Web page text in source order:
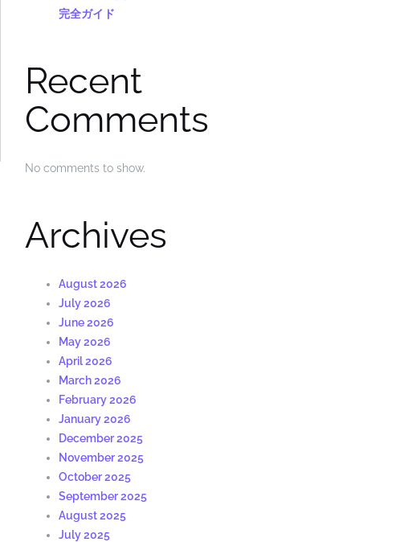
完全ガイド
Recent
Comments
No comments to show.
Archives
August 2026
July 2026
June 2026
May 2026
April 2026
March 2026
February 2026
January 2026
December 2025
November 2025
October 2025
September 2025
August 2025
July 2025